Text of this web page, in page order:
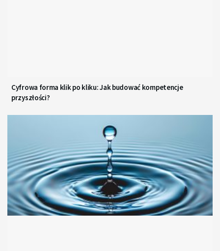
Cyfrowa forma klik po kliku: Jak budować kompetencje
przyszłości?